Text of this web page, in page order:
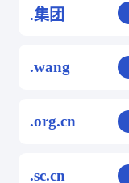
.集团
.wang
.org.cn
.sc.cn